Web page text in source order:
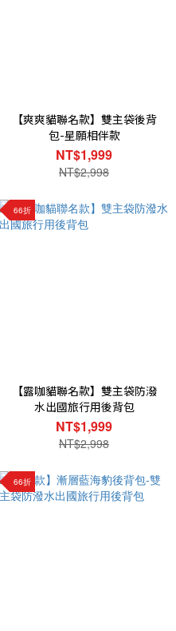
【爽爽貓聯名款】雙主袋後背
包-星願相伴款
NT$1,999
NT$2,998
66折
【露咖貓聯名款】雙主袋防潑
水出國旅行用後背包
NT$1,999
NT$2,998
66折